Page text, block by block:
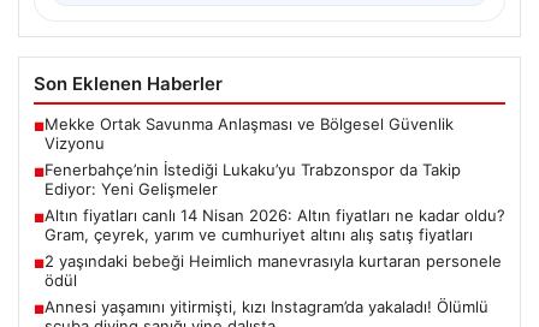
Son Eklenen Haberler
■Mekke Ortak Savunma Anlaşması ve Bölgesel Güvenlik
Vizyonu
■Fenerbahçe’nin İstediği Lukaku’yu Trabzonspor da Takip
Ediyor: Yeni Gelişmeler
■Altın fiyatları canlı 14 Nisan 2026: Altın fiyatları ne kadar oldu?
Gram, çeyrek, yarım ve cumhuriyet altını alış satış fiyatları
■2 yaşındaki bebeği Heimlich manevrasıyla kurtaran personele
ödül
■Annesi yaşamını yitirmişti, kızı Instagram’da yakaladı! Ölümlü